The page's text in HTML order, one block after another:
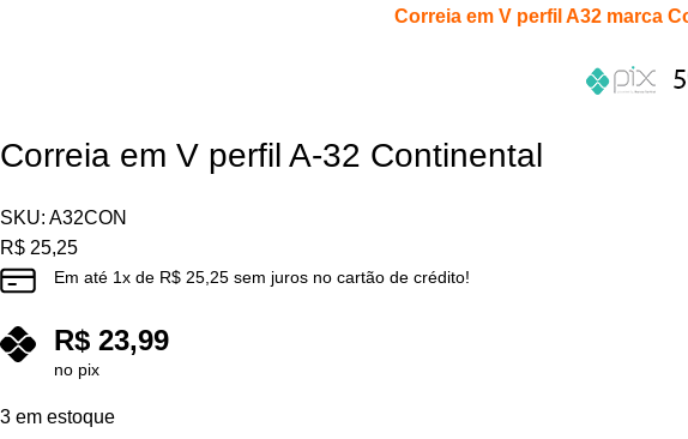
Correia em V perfil A32 marca
Correia em V perfil A-32 Continental
SKU:A32CON
R$ 25,25
Em até 1x de R$ 25,25 sem juros no cartão de crédito!
R$ 23,99
no pix
3 em estoque